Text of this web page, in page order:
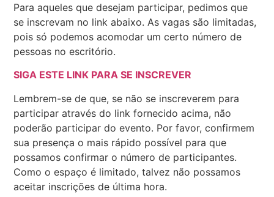
Para aqueles que desejam participar, pedimos que
se inscrevam no link abaixo. As vagas são limitadas,
pois só podemos acomodar um certo número de
pessoas no escritório.
SIGA ESTE LINK PARA SE INSCREVER
Lembrem-se de que, se não se inscreverem para
participar através do link fornecido acima, não
poderão participar do evento. Por favor, confirmem
sua presença o mais rápido possível para que
possamos confirmar o número de participantes.
Como o espaço é limitado, talvez não possamos
aceitar inscrições de última hora.